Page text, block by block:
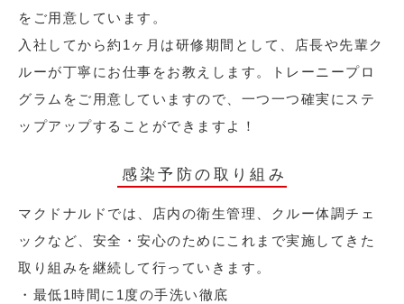
をご用意しています。
入社してから約1ヶ月は研修期間として、店長や先輩ク
ルーが丁寧にお仕事をお教えします。トレーニープロ
グラムをご用意していますので、一つ一つ確実にステ
ップアップすることができますよ！
感染予防の取り組み
マクドナルドでは、店内の衛生管理、クルー体調チェ
ックなど、安全・安心のためにこれまで実施してきた
取り組みを継続して行っていきます。
・最低1時間に1度の手洗い徹底